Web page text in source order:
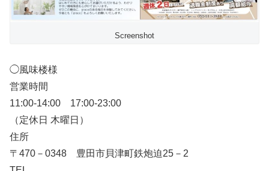
Screenshot
◯風味楼様
営業時間
11:00-14:00 17:00-23:00
（定休日 木曜日）
住所
〒470－0348 豊田市貝津町鉄炮迫25－2